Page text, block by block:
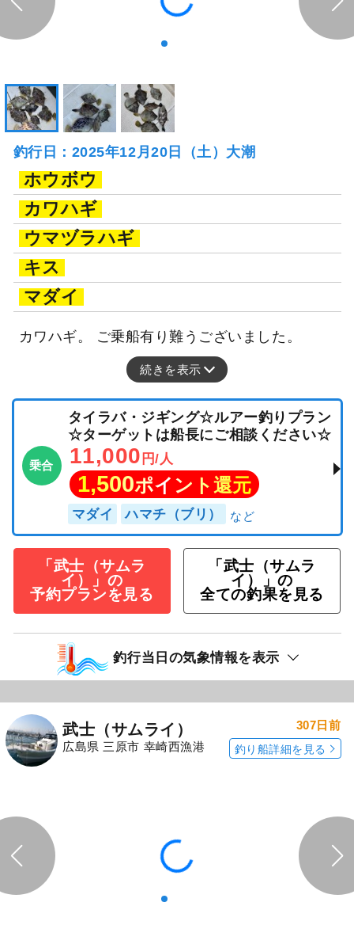
釣行日：2025年12月20日（土）大潮
ホウボウ
カワハギ
ウマヅラハギ
キス
マダイ
カワハギ。 ご乗船有り難うございました。
続きを表示
乗合
タイラバ・ジギング☆ルアー釣りプラン
☆ターゲットは船長にご相談ください☆
11,000 円/人
1,500ポイント還元
マダイ ハマチ（ブリ）
「武士（サムラ
イ）」の
予約プランを見る
「武士（サムラ
イ）」の
全ての釣果を見る
釣行当日の気象情報を表示
武士（サムライ）
広島県 三原市 幸崎西漁港
307日前
釣り船詳細を見る